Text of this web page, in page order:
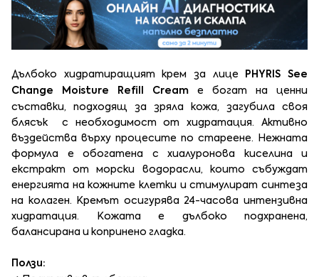
Дълбоко хидратиращият крем за лице
PHYRIS See
Change Moisture Refill Cream е богат на ценни
съставки, подходящ за зряла кожа, загубила своя
блясък с необходимост от хидратация. Активно
въздейства върху процесите по стареене. Нежната
формула е обогатена с хиалуронова киселина и
екстракт от морски водорасли, които събуждат
енергията на кожните клетки и стимулират синтеза
на колаген. Кремът осигурява 24-часова интензивна
хидратация. Кожата е дълбоко подхранена,
балансирана и копринено гладка.
Ползи: